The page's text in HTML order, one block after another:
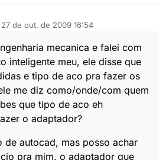
27 de out. de 2009 16:54
mecanica e falei com
inteligente meu, ele disse que
e tipo de aco pra fazer os
me diz como/onde/com quem
que tipo de aco eh
o adaptador?
de autocad, mas posso achar
pra mim. o adaptador que